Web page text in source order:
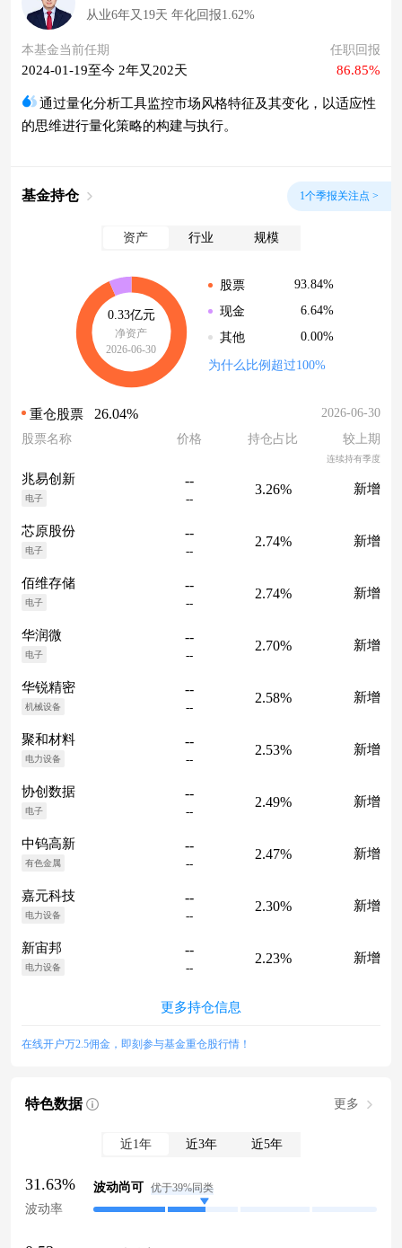
从业6年又19天 年化回报1.62%
本基金当前任期
2024-01-19至今 2年又202天
任职回报
86.85%
通过量化分析工具监控市场风格特征及其变化，以适应性
的思维进行量化策略的构建与执行。
基金持仓 1个季报关注点 >
资产 行业 规模
0.33亿元
净资产
2026-06-30
股票
93.84%
现金
6.64%
其他
0.00%
为什么比例超过100%
重仓股票 26.04%
2026-06-30
股票名称
价格 持仓占比 较上期
连续持有季度
兆易创新
电子
--
--
3.26% 新增
芯原股份
电子
--
--
2.74% 新增
佰维存储
电子
--
--
2.74% 新增
华润微
电子
--
--
2.70% 新增
华锐精密
机械设备
--
--
2.58% 新增
聚和材料
电力设备
--
--
2.53% 新增
协创数据
电子
--
--
2.49% 新增
中钨高新
有色金属
--
--
2.47% 新增
嘉元科技
电力设备
--
--
2.30% 新增
新宙邦
电力设备
--
--
2.23% 新增
更多持仓信息
在线开户万2.5佣金，即刻参与基金重仓股行情！
特色数据 更多
近1年 近3年 近5年
31.63%
波动率
波动尚可 优于39%同类